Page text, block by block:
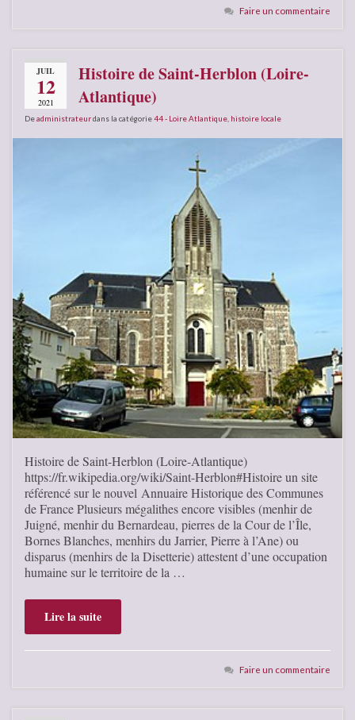
Faire un commentaire
JUIL
12
2021
Histoire de Saint-Herblon (Loire-
Atlantique)
Deadministrateurdans la catégorie44 - Loire Atlantique histoire locale
Histoire de Saint-Herblon (Loire-Atlantique)
https://fr.wikipedia.org/wiki/Saint-Herblon#Histoire un site
référencé sur le nouvel Annuaire Historique des Communes
de France Plusieurs mégalithes encore visibles (menhir de
Juigné, menhir du Bernardeau, pierres de la Cour de l’Île,
Bornes Blanches, menhirs du Jarrier, Pierre à l’Ane) ou
disparus (menhirs de la Disetterie) attestent d’une occupation
humaine sur le territoire de la …
Lire la suite
Faire un commentaire